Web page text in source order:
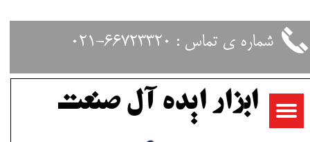
شماره ی تماس : 66723320-021
ابزار ایده آل صنعت
حساب کاربری من
تغییر گذر واژه
سفارشات
خروج از حساب کاربری